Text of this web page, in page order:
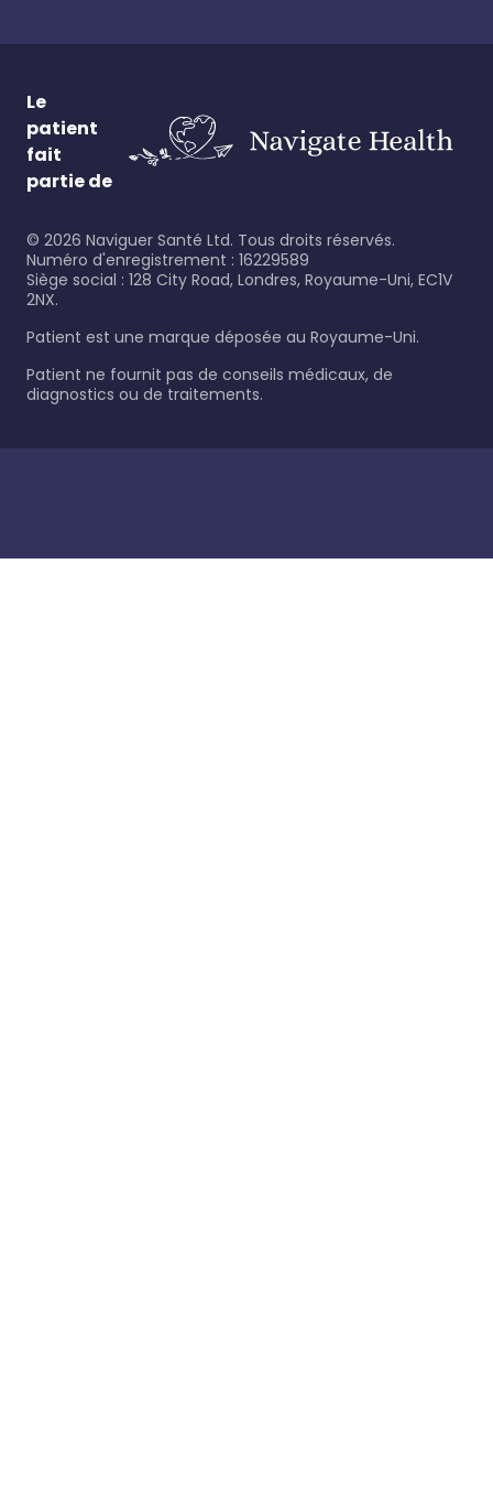
Le
patient
fait
partie de
© 2026 Naviguer Santé Ltd. Tous droits réservés.
Numéro d'enregistrement : 16229589
Siège social : 128 City Road, Londres, Royaume-Uni, EC1V
2NX.
Patient est une marque déposée au Royaume-Uni.
Patient ne fournit pas de conseils médicaux, de
diagnostics ou de traitements.